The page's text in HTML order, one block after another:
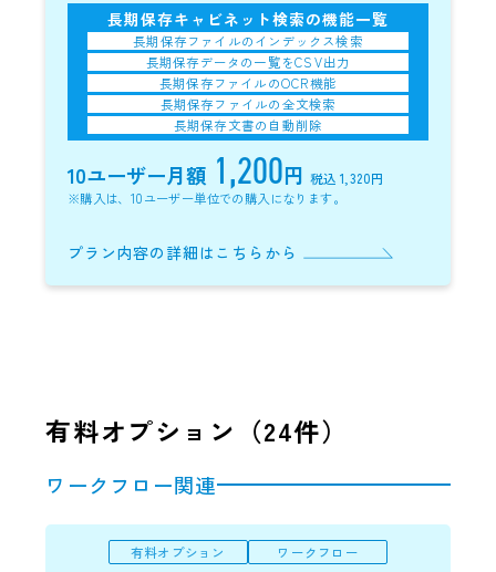
長期保存キャビネット検索の機能一覧
長期保存ファイルのインデックス検索
長期保存データの一覧をCSV出力
長期保存ファイルのOCR機能
長期保存ファイルの全文検索
長期保存文書の自動削除
10ユーザー月額 1,200円税込 1,320円
※購入は、10ユーザー単位での購入になります。
プラン内容の詳細はこちらから
有料オプション（24件）
ワークフロー関連
有料オプション ワークフロー